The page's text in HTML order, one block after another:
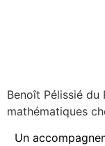
Benoît Pélissié du
mathématiques
Un